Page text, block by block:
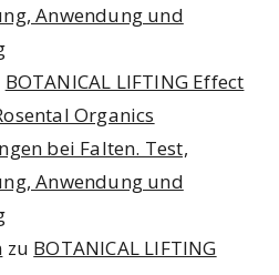
Anwendung und
BOTANICAL LIFTING Effect
Organics
bei Falten. Test,
Anwendung und
zu BOTANICAL LIFTING